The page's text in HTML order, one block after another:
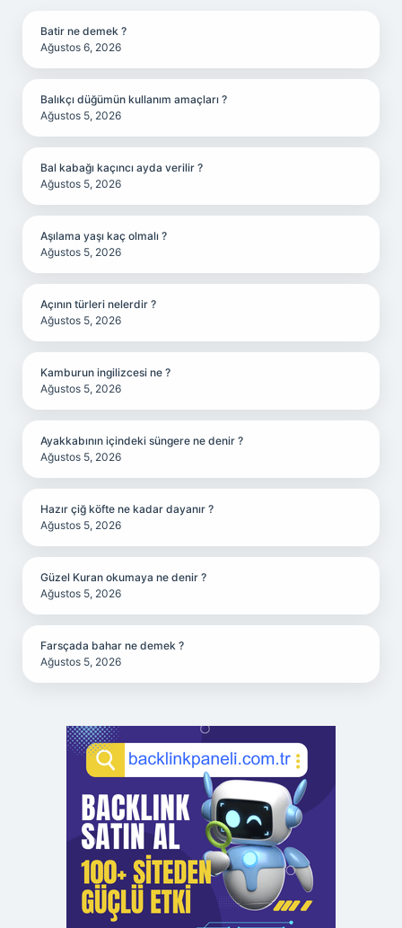
Batir ne demek ?
Ağustos 6, 2026
Balıkçı düğümün kullanım amaçları ?
Ağustos 5, 2026
Bal kabağı kaçıncı ayda verilir ?
Ağustos 5, 2026
Aşılama yaşı kaç olmalı ?
Ağustos 5, 2026
Açının türleri nelerdir ?
Ağustos 5, 2026
Kamburun ingilizcesi ne ?
Ağustos 5, 2026
Ayakkabının içindeki süngere ne denir ?
Ağustos 5, 2026
Hazır çiğ köfte ne kadar dayanır ?
Ağustos 5, 2026
Güzel Kuran okumaya ne denir ?
Ağustos 5, 2026
Farsçada bahar ne demek ?
Ağustos 5, 2026